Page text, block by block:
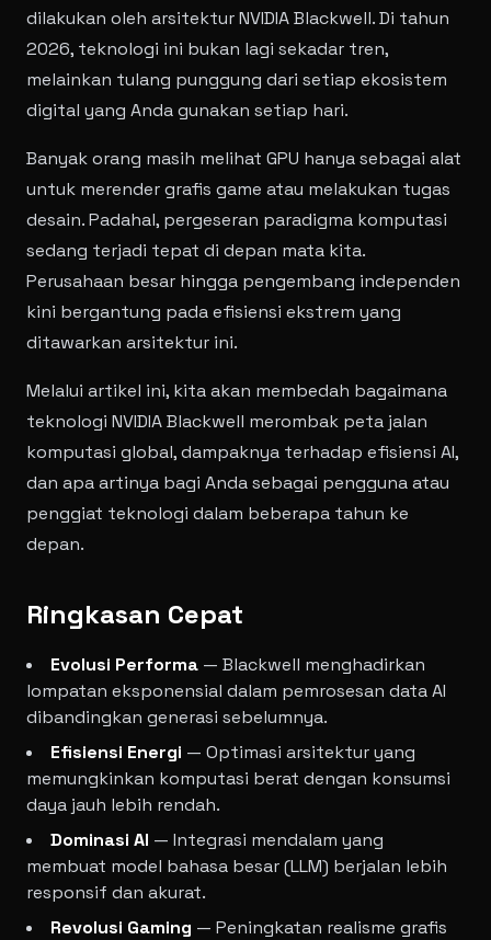
dilakukan oleh arsitektur NVIDIA Blackwell. Di tahun
2026, teknologi ini bukan lagi sekadar tren,
melainkan tulang punggung dari setiap ekosistem
digital yang Anda gunakan setiap hari.
Banyak orang masih melihat GPU hanya sebagai alat
untuk merender grafis game atau melakukan tugas
desain. Padahal, pergeseran paradigma komputasi
sedang terjadi tepat di depan mata kita.
Perusahaan besar hingga pengembang independen
kini bergantung pada efisiensi ekstrem yang
ditawarkan arsitektur ini.
Melalui artikel ini, kita akan membedah bagaimana
teknologi NVIDIA Blackwell merombak peta jalan
komputasi global, dampaknya terhadap efisiensi AI,
dan apa artinya bagi Anda sebagai pengguna atau
penggiat teknologi dalam beberapa tahun ke
depan.
Ringkasan Cepat
Evolusi Performa — Blackwell menghadirkan
lompatan eksponensial dalam pemrosesan data AI
dibandingkan generasi sebelumnya.
Efisiensi Energi — Optimasi arsitektur yang
memungkinkan komputasi berat dengan konsumsi
daya jauh lebih rendah.
Dominasi AI — Integrasi mendalam yang
membuat model bahasa besar (LLM) berjalan lebih
responsif dan akurat.
Revolusi Gaming — Peningkatan realisme grafis